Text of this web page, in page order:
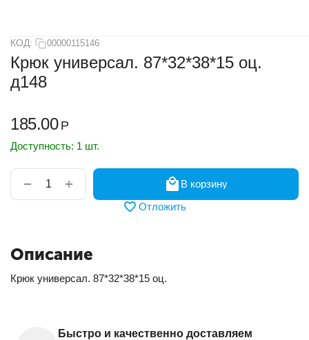
КОД: 00000115146
Крюк универсал. 87*32*38*15 оц.
д148
185.00 Р
Доступность: 1 шт.
+
−
В корзину
Отложить
Описание
Крюк универсал. 87*32*38*15 оц.
Быстро и качественно доставляем